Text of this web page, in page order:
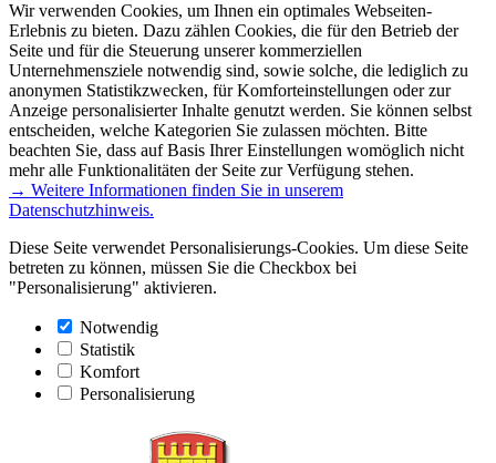
Wir verwenden Cookies, um Ihnen ein optimales Webseiten-
Erlebnis zu bieten. Dazu zählen Cookies, die für den Betrieb der
Seite und für die Steuerung unserer kommerziellen
Unternehmensziele notwendig sind, sowie solche, die lediglich zu
anonymen Statistikzwecken, für Komforteinstellungen oder zur
Anzeige personalisierter Inhalte genutzt werden. Sie können selbst
entscheiden, welche Kategorien Sie zulassen möchten. Bitte
beachten Sie, dass auf Basis Ihrer Einstellungen womöglich nicht
mehr alle Funktionalitäten der Seite zur Verfügung stehen.
→ Weitere Informationen finden Sie in unserem
Datenschutzhinweis.
Diese Seite verwendet Personalisierungs-Cookies. Um diese Seite
betreten zu können, müssen Sie die Checkbox bei
"Personalisierung" aktivieren.
Notwendig
Statistik
Komfort
Personalisierung